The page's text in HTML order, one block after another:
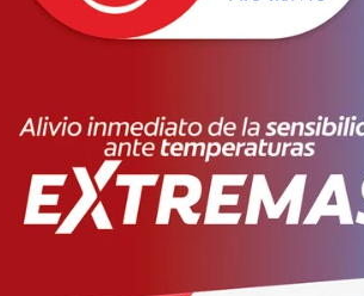
Y ANTIFLOGÍSTICA, INDICADO